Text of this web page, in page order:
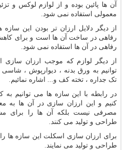
آن ها پائین بوده و از لوازم لوکس و
معمولی استفاده نمی شود.
از دیگر دلایل ارزان تر بودن این سازه
رفاهی در ساخت آن ها است و برای
رفاهی در آن ها استفاده نمی شود.
از دیگر لوازم که موجب ارزان
توانیم به ورق بدنه ، دیوارپوش ، شاسی
تک جداره ، تخته کف و... اشاره نمائیم.
در رابطه با این سازه ها می توانیم
کنیم و این ارزان سازی در آن ها به
مصرفی نیست بلکه آن ها را برای
طراحی و تولید می کنند.
برای ارزان سازی اسکلت این سازه
طراحی و تولید می نمایند.